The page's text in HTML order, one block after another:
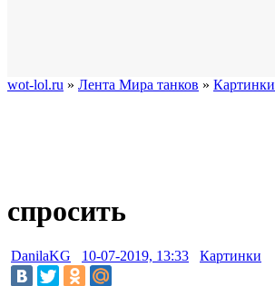
wot-lol.ru » Лента Мира танков » Картинки
спросить
DanilaKG 10-07-2019, 13:33 Картинки